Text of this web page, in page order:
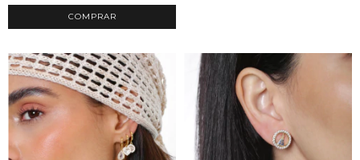
COMPRAR